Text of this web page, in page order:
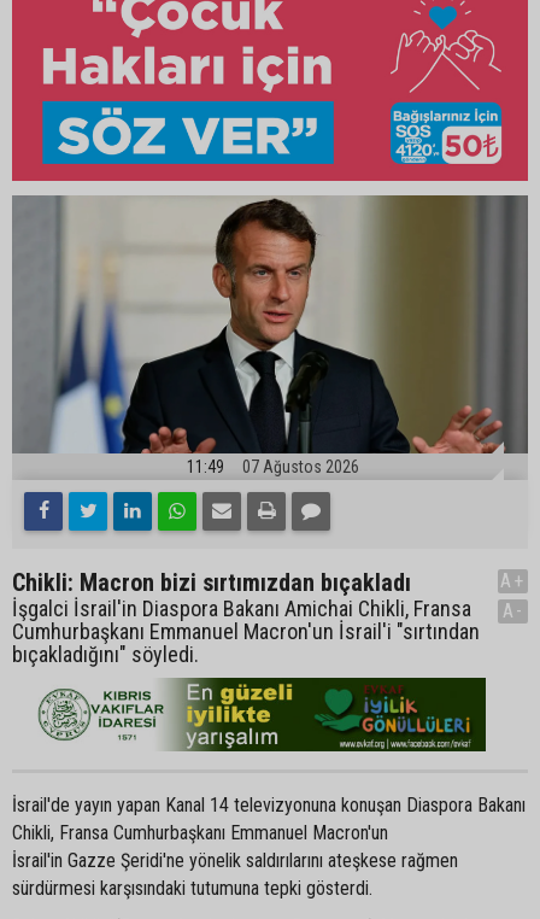
11:49 07 Ağustos 2026
Chikli: Macron bizi sırtımızdan bıçakladı
İşgalci İsrail'in Diaspora Bakanı Amichai Chikli, Fransa
Cumhurbaşkanı Emmanuel Macron'un İsrail'i "sırtından
bıçakladığını" söyledi.
A+
A-
İsrail'de yayın yapan Kanal 14 televizyonuna konuşan Diaspora Bakanı
Chikli, Fransa Cumhurbaşkanı Emmanuel Macron'un
İsrail'in Gazze Şeridi'ne yönelik saldırılarını ateşkese rağmen
sürdürmesi karşısındaki tutumuna tepki gösterdi.